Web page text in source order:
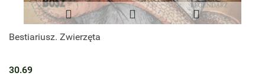
Bestiariusz. Zwierzęta
30.69